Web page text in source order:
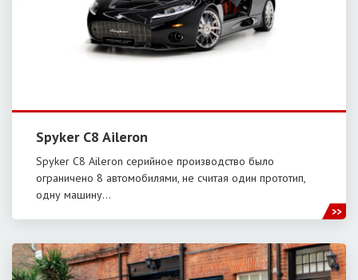
Spyker C8 Aileron
Spyker C8 Aileron серийное производство было
ограничено 8 автомобилями, не считая один прототип,
одну машину…